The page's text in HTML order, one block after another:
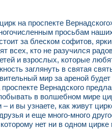
на проспекте
просьбам
за блеском софитов,
всех, кто не разучился
и взрослых, которые
заглянуть в святая
мир за ареной
Вернадского
в волшебном мире
и вы узнаете, как живут
и еще много-много
нет ни в одном цирке